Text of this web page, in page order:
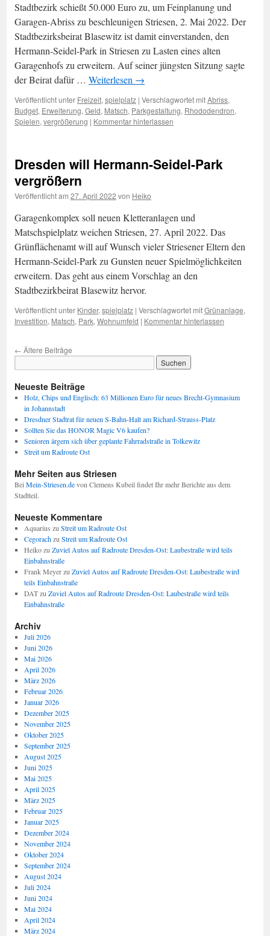
Stadtbezirk schießt 50.000 Euro zu, um Feinplanung und
Garagen-Abriss zu beschleunigen Striesen, 2. Mai 2022. Der
Stadtbezirksbeirat Blasewitz ist damit einverstanden, den
Hermann-Seidel-Park in Striesen zu Lasten eines alten
Garagenhofs zu erweitern. Auf seiner jüngsten Sitzung sagte
der Beirat dafür … Weiterlesen →
Veröffentlicht unter Freizeit, spielplatz | Verschlagwortet mitAbriss,
Budget, Erweiterung, Geld, Matsch, Parkgestaltung, Rhododendron,
Spielen, vergrößerung | Kommentar hinterlassen
Dresden will Hermann-Seidel-Park
vergrößern
Veröffentlicht am 27. April 2022 von Heiko
Garagenkomplex soll neuen Kletteranlagen und
Matschspielplatz weichen Striesen, 27. April 2022. Das
Grünflächenamt will auf Wunsch vieler Striesener Eltern den
Hermann-Seidel-Park zu Gunsten neuer Spielmöglichkeiten
erweitern. Das geht aus einem Vorschlag an den
Stadtbezirkbeirat Blasewitz hervor.
Veröffentlicht unter Kinder, spielplatz | Verschlagwortet mitGrünanlage,
Investition, Matsch, Park, Wohnumfeld | Kommentar hinterlassen
← Ältere Beiträge
Neueste Beiträge
Holz, Chips und Englisch: 63 Millionen Euro für neues Brecht-Gymnasium
in Johannstadt
Dresdner Stadtrat für neuen S-Bahn-Halt am Richard-Strauss-Platz
Sollten Sie das HONOR Magic V6 kaufen?
Senioren ärgern sich über geplante Fahrradstraße in Tolkewitz
Streit um Radroute Ost
Mehr Seiten aus Striesen
Bei Mein-Striesen.devon Clemens Kubeil findet Ihr mehr Berichte aus dem
Stadtteil.
Neueste Kommentare
Aquarius zu Streit um Radroute Ost
Cegorachzu Streit um Radroute Ost
Heikozu Zuviel Autos auf Radroute Dresden-Ost: Laubestraße wird teils
Einbahnstraße
Frank Meyerzu Zuviel Autos auf Radroute Dresden-Ost: Laubestraße wird
teils Einbahnstraße
DATzu Zuviel Autos auf Radroute Dresden-Ost: Laubestraße wird teils
Einbahnstraße
Archiv
Juli 2026
Juni 2026
Mai 2026
April 2026
März 2026
Februar 2026
Januar 2026
Dezember 2025
November 2025
Oktober 2025
September 2025
August 2025
Juni 2025
Mai 2025
April 2025
März 2025
Februar 2025
Januar 2025
Dezember 2024
November 2024
Oktober 2024
September 2024
August 2024
Juli 2024
Juni 2024
Mai 2024
April 2024
März 2024